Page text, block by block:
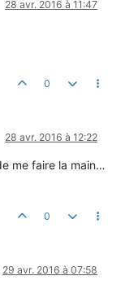
28 avr. 2016 à 11:47
0
28 avr. 2016 à 12:22
me faire la main…
0
29 avr. 2016 à 07:58